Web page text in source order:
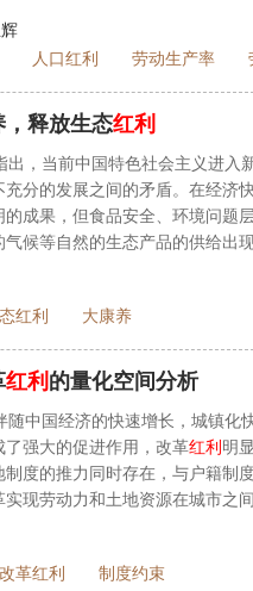
人口红利 劳动生产率
释放生态红利
出，当前中国特色社会主义进入
分的发展之间的矛盾。在经济
成果，但食品安全、环境问题
气候等自然的生态产品的供给出
红利 大康养
红利 的量化空间分析
随中国经济的快速增长，城镇化
强大的促进作用，改革红利 明
度的推力同时存在，与户籍制
现劳动力和土地资源在城市之
改革红利 制度约束